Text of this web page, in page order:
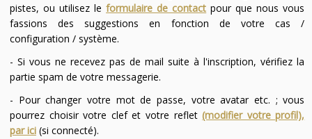
pistes, ou utilisez leformulaire de contact pour que nous vous
fassions des suggestions en fonction de votre cas /
configuration / système.
- Si vous ne recevez pas de mail suite à l'inscription, vérifiez la
partie spam de votre messagerie.
- Pour changer votre mot de passe, votre avatar etc. ; vous
pourrez choisir votre clef et votre reflet(modifier votre profil),
par ici(si connecté).